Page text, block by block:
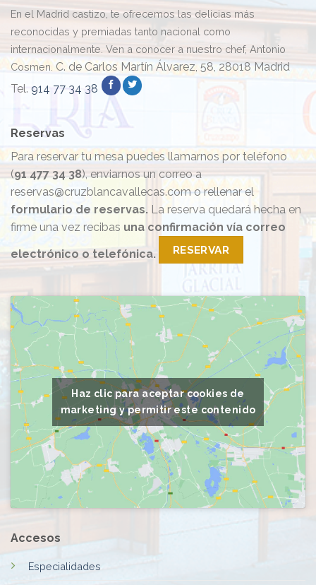
En el Madrid castizo, te ofrecemos las delicias más
reconocidas y premiadas tanto nacional como
internacionalmente. Ven a conocer a nuestro chef, Antonio
Cosmen. C. de Carlos Martín Álvarez, 58, 28018 Madrid
Tel. 914 77 34 38
Haz clic para aceptar cookies de
marketing y permitir este contenido
Accesos
Especialidades
Reservas
Para reservar tu mesa puedes llamarnos por teléfono
(91 477 34 38), enviarnos un correo a
reservas@cruzblancavallecas.com o rellenar el
formulario de reservas. La reserva quedará hecha en
firme una vez recibas una confirmación vía correo
electrónico o telefónica. RESERVAR